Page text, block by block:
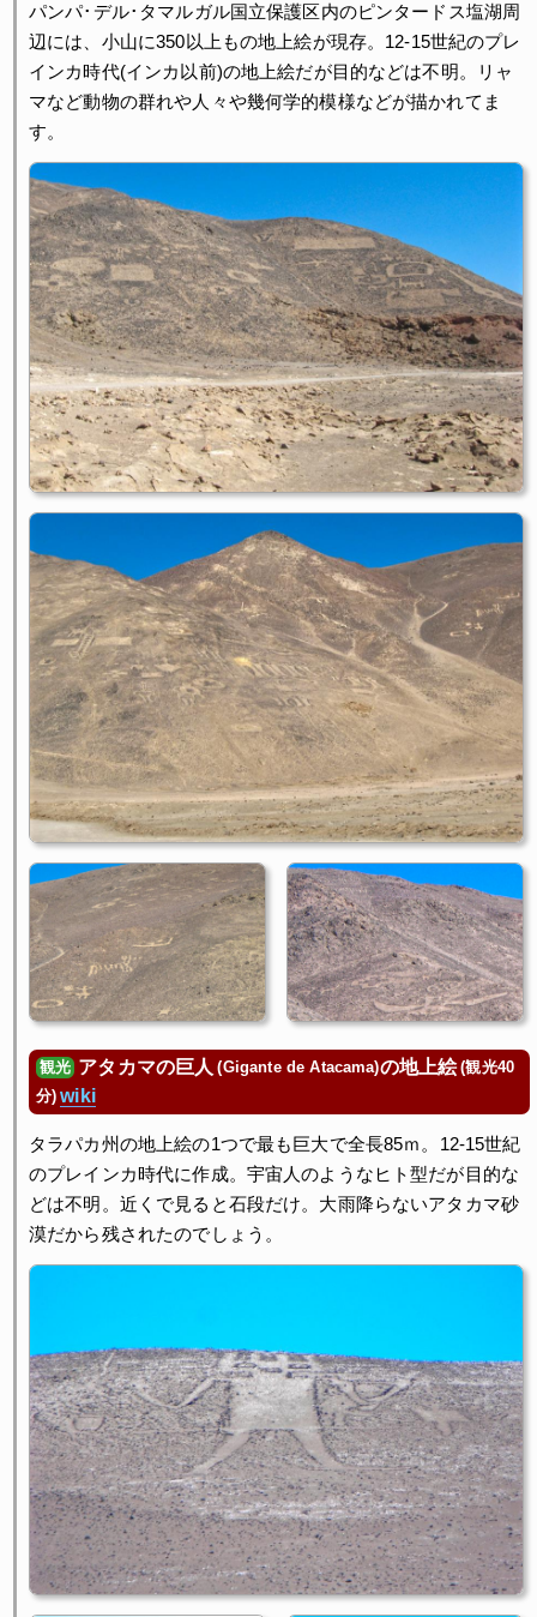
パンパ･デル･タマルガル国立保護区内のピンタードス塩湖周
辺には、小山に350以上もの地上絵が現存。12-15世紀のプレ
インカ時代(インカ以前)の地上絵だが目的などは不明。リャ
マなど動物の群れや人々や幾何学的模様などが描かれてま
す。
観光 アタカマの巨人 (Gigante de Atacama)の地上絵 (観光40
分) wiki
タラパカ州の地上絵の1つで最も巨大で全長85ｍ。12-15世紀
のプレインカ時代に作成。宇宙人のようなヒト型だが目的な
どは不明。近くで見ると石段だけ。大雨降らないアタカマ砂
漠だから残されたのでしょう。